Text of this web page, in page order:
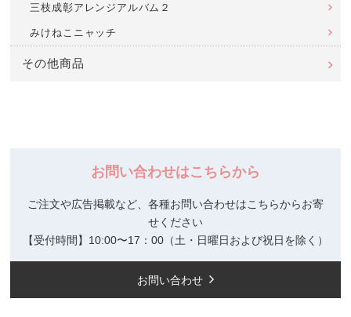
三枝成彰アレンジアルバム２
みけねこニャッチ
その他商品
お問い合わせはこちらから
ご注文や広告掲載など、各種お問い合わせはこちらからお寄
せください
【受付時間】10:00〜17：00（土・日曜日および祝日を除く）
お問い合わせ